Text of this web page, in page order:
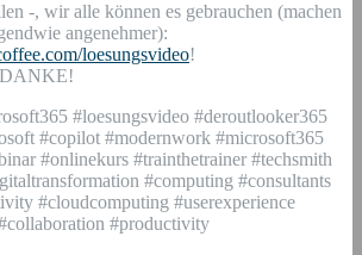
-, wir alle können es gebrauchen (machen
angenehmer):
loesungsvideo!
DANKE!
#loesungsvideo #deroutlooker365
#copilot #modernwork #microsoft365
#onlinekurs #trainthetrainer #techsmith
#computing #consultants
#cloudcomputing #userexperience
#productivity